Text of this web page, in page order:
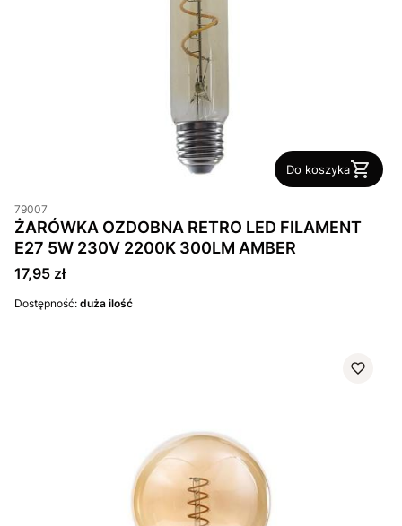
Do koszyka
79007
ŻARÓWKA OZDOBNA RETRO LED FILAMENT
E27 5W 230V 2200K 300LM AMBER
Cena
17,95 zł
Dostępność: duża ilość